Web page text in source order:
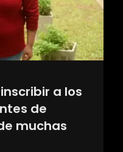
a los
de
muchas